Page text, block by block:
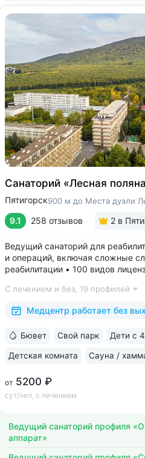
Санаторий «Лесная
Пятигорск900 м до Места дуэли
9.1 258 отзывов 2 в
Ведущий санаторий для
и операций, включая сложные
реабилитации • 100 видов
Доступная среда для гостей на
на территории, в столовой •
С лечением и без, 19 профилей
Медцентр работает без
от 5200 ₽
сут/чел, с лечением
Бювет Свой парк Дети с
Детская комната Сауна /
Ведущий санаторий профиля
аппарат»